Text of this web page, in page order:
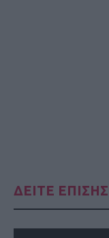
ΔΕΙΤΕ ΕΠΙΣΗΣ